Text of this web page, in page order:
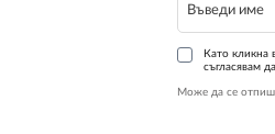
Като кликна
съгласявам
Може да се